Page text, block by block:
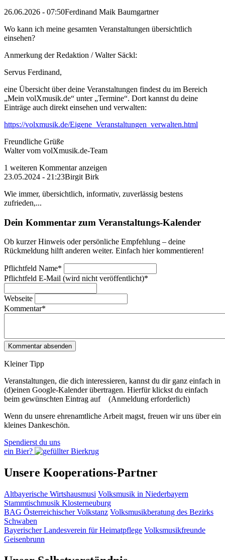
26.06.2026 - 07:50Ferdinand Maik Baumgartner
Wo kann ich meine gesamten Veranstaltungen übersichtlich
einsehen?
Anmerkung der Redaktion /Walter Säckl:
Servus Ferdinand,
eine Übersicht über deine Veranstaltungen findest du im Bereich
„Mein volXmusik.de“ unter „Termine“. Dort kannst du deine
Einträge auch direkt einsehen und verwalten:
https://volxmusik.de/Eigene_Veranstaltungen_verwalten.html
Freundliche Grüße
Walter vom volXmusik.de-Team
1 weiteren Kommentar anzeigen
23.05.2024 - 21:23Birgit Birk
Wie immer, übersichtlich, informativ, zuverlässig bestens
zufrieden,...
Dein Kommentar zum Veranstaltungs-Kalender
Ob kurzer Hinweis oder persönliche Empfehlung – deine
Rückmeldung hilft anderen weiter. Einfach hier kommentieren!
Pflichtfeld Name*
Pflichtfeld E-Mail (wird nicht veröffentlicht)*
Webseite
Kommentar*
Kleiner Tipp
Veranstaltungen, die dich interessieren, kannst du dir ganz einfach in
(d)einen Google-Kalender übertragen. Hierfür klickst du einfach
beim gewünschten Eintrag auf
(Anmeldung erforderlich)
Wenn du unsere ehrenamtliche Arbeit magst, freuen wir uns über ein
kleines Dankeschön.
Spendierst du uns
ein Bier?
Unsere Kooperations-Partner
Altbayerische Wirtshausmusi Volksmusik in Niederbayern
Stammtischmusik Klosterneuburg
BAG Österreichischer Volkstanz Volksmusikberatung des Bezirks
Schwaben
Bayerischer Landesverein für Heimatpflege Volksmusikfreunde
Geisenbrunn